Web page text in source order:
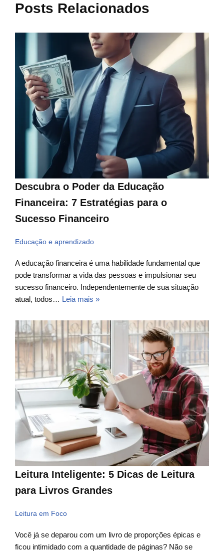
Posts Relacionados
Descubra o Poder da Educação
Financeira: 7 Estratégias para o
Sucesso Financeiro
Educação e aprendizado
A educação financeira é uma habilidade fundamental que
pode transformar a vida das pessoas e impulsionar seu
sucesso financeiro. Independentemente de sua situação
atual, todos… Leia mais »
Leitura Inteligente: 5 Dicas de Leitura
para Livros Grandes
Leitura em Foco
Você já se deparou com um livro de proporções épicas e
ficou intimidado com a quantidade de páginas? Não se